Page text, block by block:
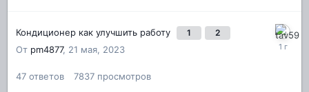
Кондиционер как улучшить работу 1 2
От pm4877, 21 мая, 2023
47 ответов 7837 просмотров